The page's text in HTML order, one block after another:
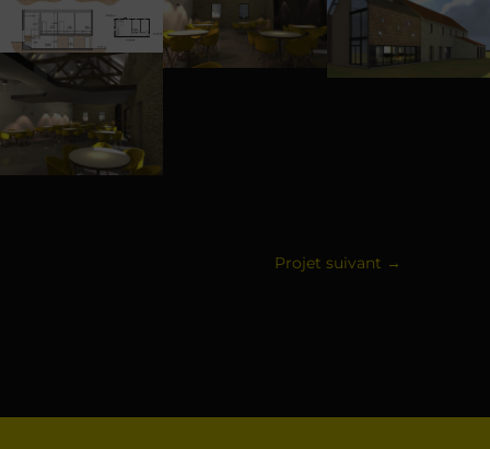
Projet suivant →